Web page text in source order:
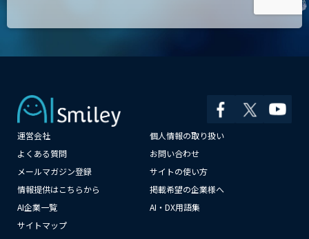
運営会社
個人情報の取り扱い
よくある質問
お問い合わせ
メールマガジン登録
サイトの使い方
情報提供はこちらから
掲載希望の企業様へ
AI企業一覧
AI・DX用語集
サイトマップ